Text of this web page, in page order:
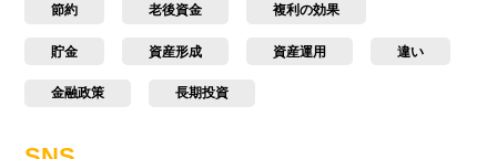
節約 老後資金 複利の効果
貯金 資産形成 資産運用 違い
金融政策 長期投資